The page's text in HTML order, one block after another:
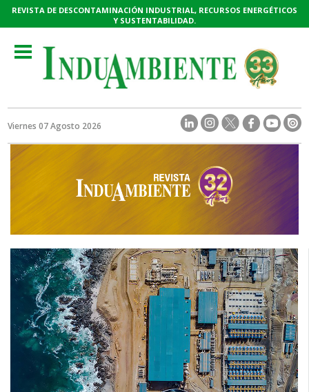
REVISTA DE DESCONTAMINACIÓN INDUSTRIAL, RECURSOS ENERGÉTICOS
Y SUSTENTABILIDAD.
Toggle
navigation
Viernes 07 Agosto 2026